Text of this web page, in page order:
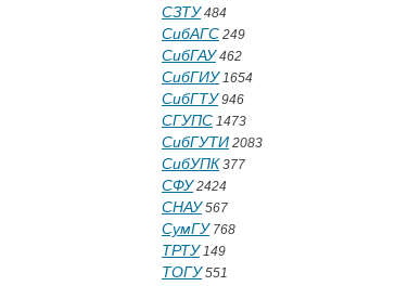
СЗТУ484
СибАГС 249
СибГАУ462
СибГИУ1654
СибГТУ946
СГУПС 1473
СибГУТИ 2083
СибУПК 377
СФУ2424
СНАУ567
СумГУ768
ТРТУ149
ТОГУ551